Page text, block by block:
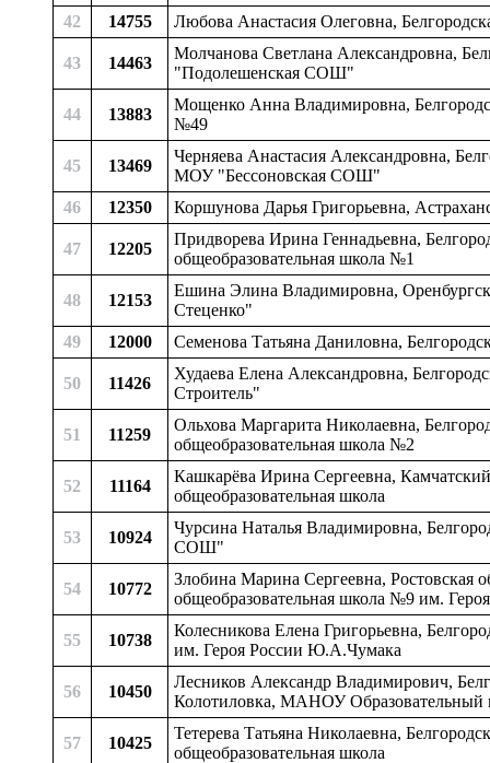
42
14755 Любова Анастасия Олеговна,
43 14463
Молчанова Светлана Александровна,
"Подолешенская СОШ"
44 13883
Мощенко Анна Владимировна,
№49
45 13469
Черняева Анастасия Александровна,
МОУ "Бессоновская СОШ"
46
12350 Коршунова Дарья Григорьевна,
47 12205
Придворева Ирина Геннадьевна,
общеобразовательная школа №1
48 12153
Ешина Элина Владимировна,
Стеценко"
49
12000 Семенова Татьяна Даниловна,
50 11426
Худаева Елена Александровна,
Строитель"
51 11259
Ольхова Маргарита Николаевна,
общеобразовательная школа №2
52 11164
Кашкарёва Ирина Сергеевна,
общеобразовательная школа
53 10924
Чурсина Наталья Владимировна,
СОШ"
54 10772
Злобина Марина Сергеевна,
общеобразовательная школа №9 им.
55 10738
Колесникова Елена Григорьевна,
им. Героя России Ю.А.Чумака
56 10450
Лесников Александр Владимирович,
Колотиловка, МАНОУ
57 10425
Тетерева Татьяна Николаевна,
общеобразовательная школа